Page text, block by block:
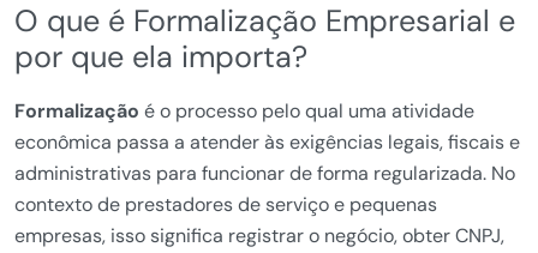
O que é Formalização Empresarial e
por que ela importa?
Formalização é o processo pelo qual uma atividade
econômica passa a atender às exigências legais, fiscais e
administrativas para funcionar de forma regularizada. No
contexto de prestadores de serviço e pequenas
empresas, isso significa registrar o negócio, obter CNPJ,